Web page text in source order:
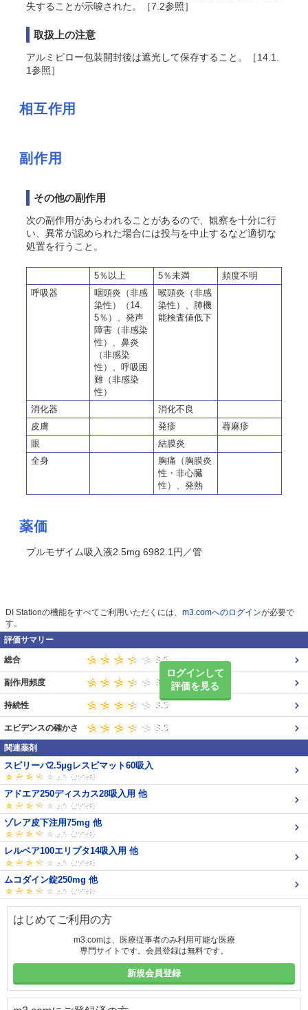
失することが示唆された。［7.2参照］
取扱上の注意
アルミピロー包装開封後は遮光して保存すること。［14.1.
1参照］
相互作用
副作用
その他の副作用
次の副作用があらわれることがあるので、観察を十分に行
い、異常が認められた場合には投与を中止するなど適切な
処置を行うこと。
5％以上 5％未満
頻度不明
呼吸器
咽頭炎（非感
染性）（14.
5％）、発声
障害（非感染
性）、鼻炎
（非感染
性）、呼吸困
難（非感染
性）
喉頭炎（非感
染性）、肺機
能検査値低下
消化器
消化不良
皮膚
発疹
蕁麻疹
眼
結膜炎
全身
胸痛（胸膜炎
性・非心臓
性）、発熱
薬価
プルモザイム吸入液2.5mg 6982.1円／管
DI Stationの機能をすべてご利用いただくには、 m3.comへのログインが必要で
す。
評価サマリー
ログインして
評価を見る
総合
副作用頻度
持続性
エビデンスの確かさ
関連薬剤
スピリーバ2.5μgレスピマット60吸入
アドエア250ディスカス28吸入用 他
ゾレア皮下注用75mg 他
レルベア100エリプタ14吸入用 他
ムコダイン錠250mg 他
はじめてご利用の方
m3.comは、医療従事者のみ利用可能な医療
専門サイトです。会員登録は無料です。
新規会員登録